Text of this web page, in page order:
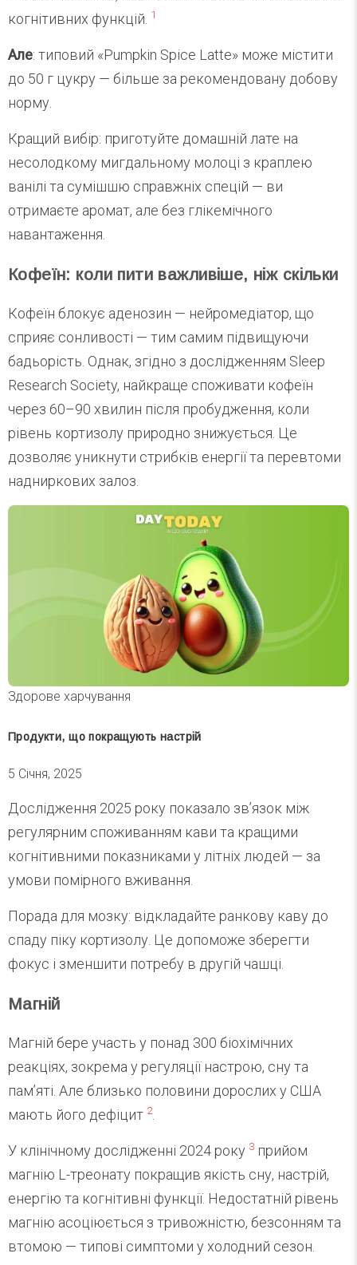
когнітивних функцій. 1
Але: типовий «Pumpkin Spice Latte» може містити
до 50 г цукру — більше за рекомендовану добову
норму.
Кращий вибір: приготуйте домашній лате на
несолодкому мигдальному молоці з краплею
ванілі та сумішшю справжніх спецій — ви
отримаєте аромат, але без глікемічного
навантаження.
Кофеїн: коли пити важливіше, ніж скільки
Кофеїн блокує аденозин — нейромедіатор, що
сприяє сонливості — тим самим підвищуючи
бадьорість. Однак, згідно з дослідженням Sleep
Research Society, найкраще споживати кофеїн
через 60–90 хвилин після пробудження, коли
рівень кортизолу природно знижується. Це
дозволяє уникнути стрибків енергії та перевтоми
надниркових залоз.
Здорове харчування
Продукти, що покращують настрій
5 Січня, 2025
Дослідження 2025 року показало зв’язок між
регулярним споживанням кави та кращими
когнітивними показниками у літніх людей — за
умови помірного вживання.
Порада для мозку: відкладайте ранкову каву до
спаду піку кортизолу. Це допоможе зберегти
фокус і зменшити потребу в другій чашці.
Магній
Магній бере участь у понад 300 біохімічних
реакціях, зокрема у регуляції настрою, сну та
пам’яті. Але близько половини дорослих у США
мають його дефіцит 2.
У клінічному дослідженні 2024 року 3 прийом
магнію L-треонату покращив якість сну, настрій,
енергію та когнітивні функції. Недостатній рівень
магнію асоціюється з тривожністю, безсонням та
втомою — типові симптоми у холодний сезон.